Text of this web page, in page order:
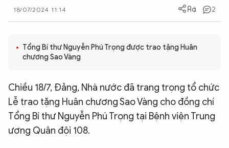
VĂN HÓA - THỂ THAO
BẠN ĐỌC & CAND
18/07/2024 11:14 2
Tổng Bí thư Nguyễn Phú Trọng được trao tặng Huân
chương Sao Vàng
Chiều 18/7, Đảng, Nhà nước đã trang trọng tổ chức
Lễ trao tặng Huân chương Sao Vàng cho đồng chí
Tổng Bí thư Nguyễn Phú Trọng tại Bệnh viện Trung
ương Quân đội 108.